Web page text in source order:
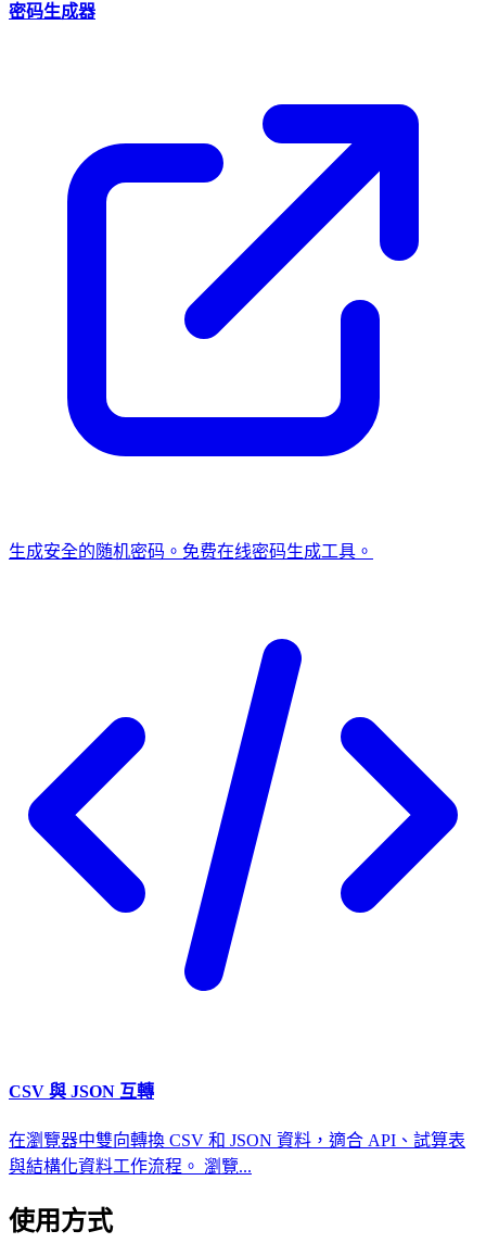
密码生成器
生成安全的随机密码。免费在线密码生成工具。
CSV 與 JSON 互轉
在瀏覽器中雙向轉換 CSV 和 JSON 資料，適合 API、試算表
與結構化資料工作流程。 瀏覽...
使用方式